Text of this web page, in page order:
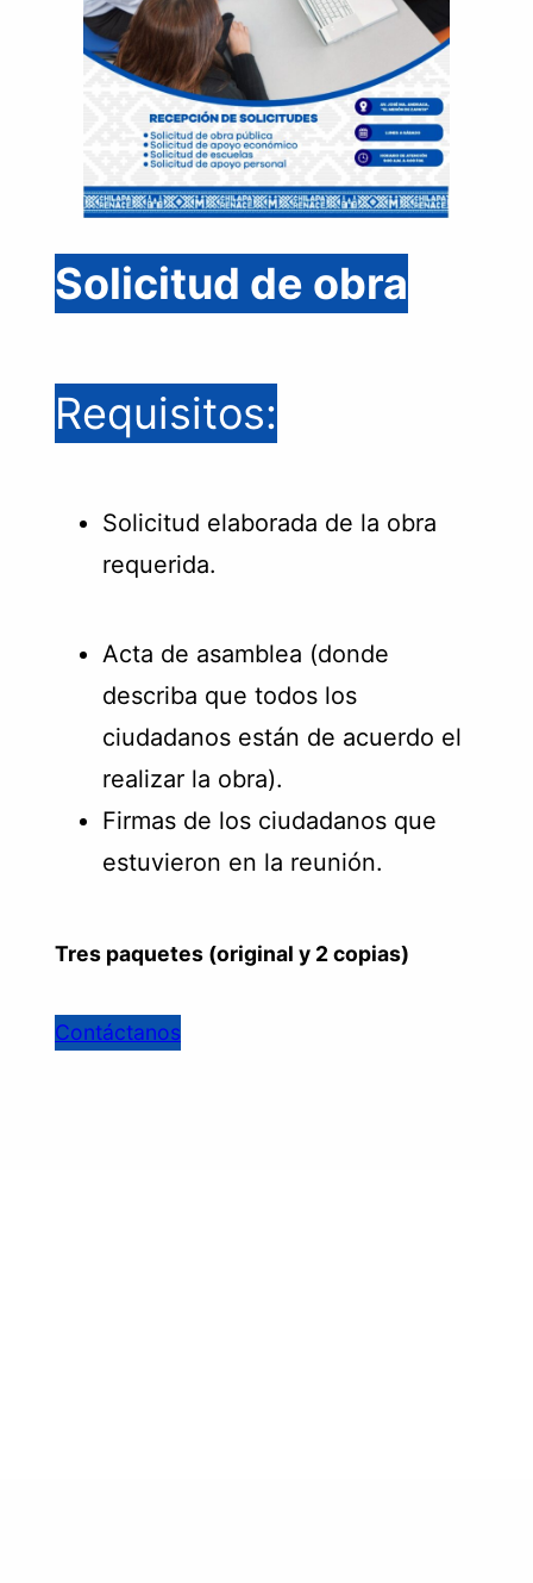
Solicitud de obra
Requisitos:
Solicitud elaborada de la obra
requerida.
Acta de asamblea (donde
describa que todos los
ciudadanos están de acuerdo el
realizar la obra).
Firmas de los ciudadanos que
estuvieron en la reunión.
Tres paquetes (original y 2 copias)
Contáctanos